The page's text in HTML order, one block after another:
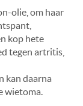
olie, om haar
kop hete
tegen artritis,
kan daarna
wietoma.